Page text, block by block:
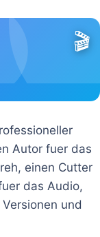
🎬
Autor fuer das
einen Cutter
das Audio,
und